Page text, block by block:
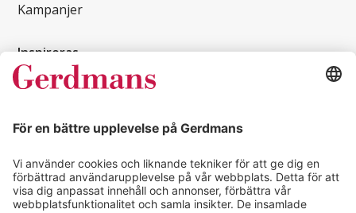
Kampanjer
Inspireras
Kundcase
Läsvärt
Kontakt